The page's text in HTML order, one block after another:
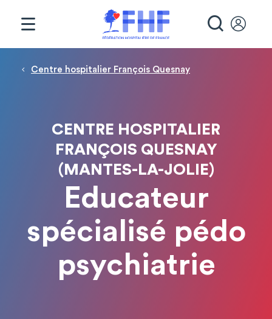
Fil d'Ariane
Centre hospitalier François Quesnay
CENTRE HOSPITALIER
FRANÇOIS QUESNAY
(MANTES-LA-JOLIE)
Educateur
spécialisé pédo
psychiatrie
Panneau de gestion des cookies